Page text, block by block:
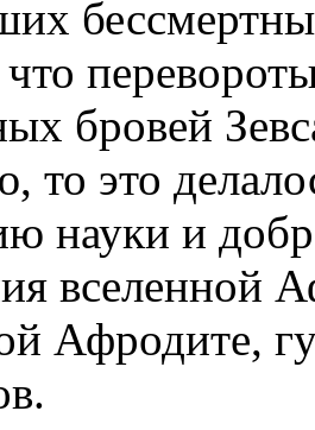
что
бровей
то это
науки и
вселенной
Афродите,